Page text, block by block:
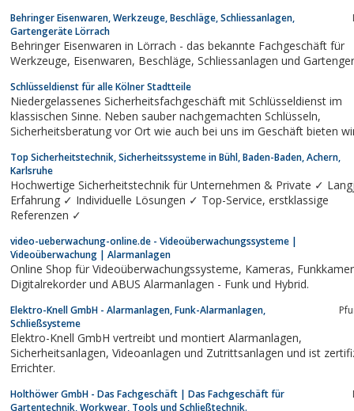
Behringer Eisenwaren, Werkzeuge, Beschläge, Schliessanlagen,
Gartengeräte Lörrach
Behringer Eisenwaren in Lörrach - das bekannte Fachgeschäft für
Werkzeuge, Eisenwaren, Beschläge, Schliessanlagen und
Schlüsseldienst für alle Kölner Stadtteile
Niedergelassenes Sicherheitsfachgeschäft mit Schlüsseldienst im
klassischen Sinne. Neben sauber nachgemachten Schlüsseln,
Sicherheitsberatung vor Ort wie auch bei uns im Geschäft bieten
Notöffnungen
Top Sicherheitstechnik, Sicherheitssysteme in Bühl, Baden-Baden, Achern,
Karlsruhe
Hochwertige Sicherheitstechnik für Unternehmen & Private ✓
Erfahrung ✓ Individuelle Lösungen ✓ Top-Service, erstklassige
Referenzen ✓
video-ueberwachung-online.de - Videoüberwachungssysteme |
Videoüberwachung | Alarmanlagen
Online Shop für Videoüberwachungssysteme, Kameras, Funkkameras,
Digitalrekorder und ABUS Alarmanlagen - Funk und Hybrid.
Elektro-Knell GmbH - Alarmanlagen, Funk-Alarmanlagen,
Schließsysteme
Elektro-Knell GmbH vertreibt und montiert Alarmanlagen,
Sicherheitsanlagen, Videoanlagen und Zutrittsanlagen und ist zertifizierter
Errichter.
Holthöwer GmbH - Das Fachgeschäft | Das Fachgeschäft für
Gartentechnik, Workwear, Tools und Schließtechnik.